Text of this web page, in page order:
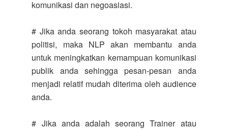
komunikasi dan negoasiasi.
# Jika anda seorang tokoh masyarakat atau
politisi, maka NLP akan membantu anda
untuk meningkatkan kemampuan komunikasi
publik anda sehingga pesan-pesan anda
menjadi relatif mudah diterima oleh audience
anda.
# Jika anda adalah seorang Trainer atau